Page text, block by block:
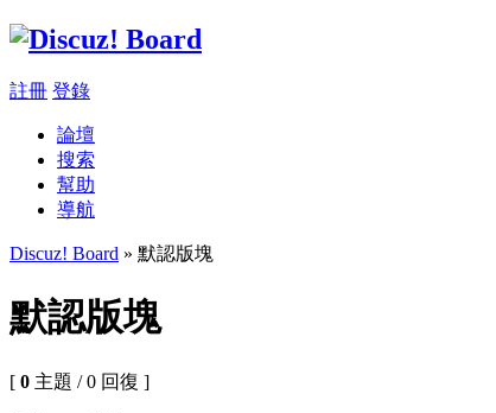
註冊 登錄
論壇
搜索
幫助
導航
Discuz! Board » 默認版塊
默認版塊
[ 0 主題 / 0 回復 ]